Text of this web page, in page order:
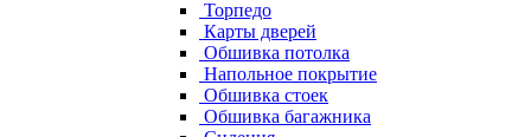
Торпедо
Карты дверей
Обшивка потолка
Напольное покрытие
Обшивка стоек
Обшивка багажника